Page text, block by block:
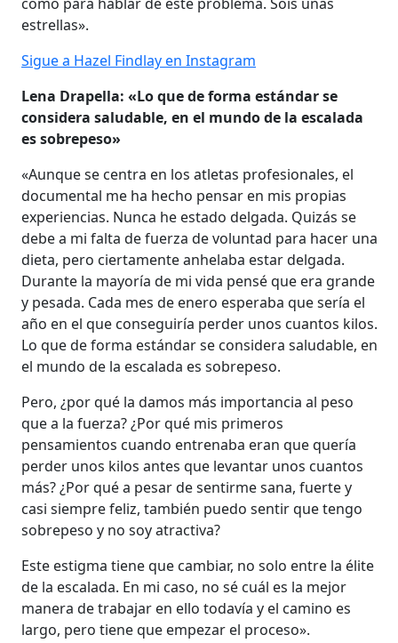
estrellas».
Sigue a Hazel Findlay en Instagram
Lena Drapella: «Lo que de forma estándar se
considera saludable, en el mundo de la escalada
es sobrepeso»
«Aunque se centra en los atletas profesionales, el
documental me ha hecho pensar en mis propias
experiencias. Nunca he estado delgada. Quizás se
debe a mi falta de fuerza de voluntad para hacer una
dieta, pero ciertamente anhelaba estar delgada.
Durante la mayoría de mi vida pensé que era grande
y pesada. Cada mes de enero esperaba que sería el
año en el que conseguiría perder unos cuantos kilos.
Lo que de forma estándar se considera saludable, en
el mundo de la escalada es sobrepeso.
Pero, ¿por qué la damos más importancia al peso
que a la fuerza? ¿Por qué mis primeros
pensamientos cuando entrenaba eran que quería
perder unos kilos antes que levantar unos cuantos
más? ¿Por qué a pesar de sentirme sana, fuerte y
casi siempre feliz, también puedo sentir que tengo
sobrepeso y no soy atractiva?
Este estigma tiene que cambiar, no solo entre la élite
de la escalada. En mi caso, no sé cuál es la mejor
manera de trabajar en ello todavía y el camino es
largo, pero tiene que empezar el proceso».